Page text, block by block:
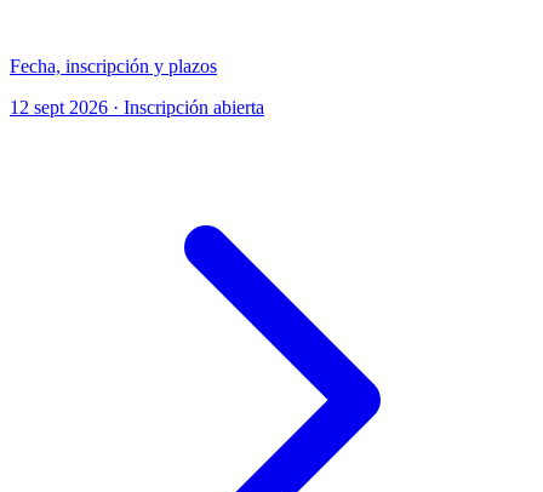
Fecha, inscripción y plazos
12 sept 2026 · Inscripción abierta